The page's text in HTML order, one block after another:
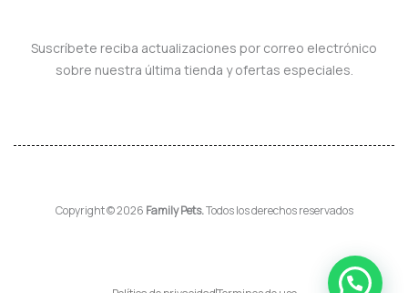
Suscríbete reciba actualizaciones por correo electrónico
sobre nuestra última tienda y ofertas especiales.
Copyright © 2026 Family Pets.Todos los derechos reservados